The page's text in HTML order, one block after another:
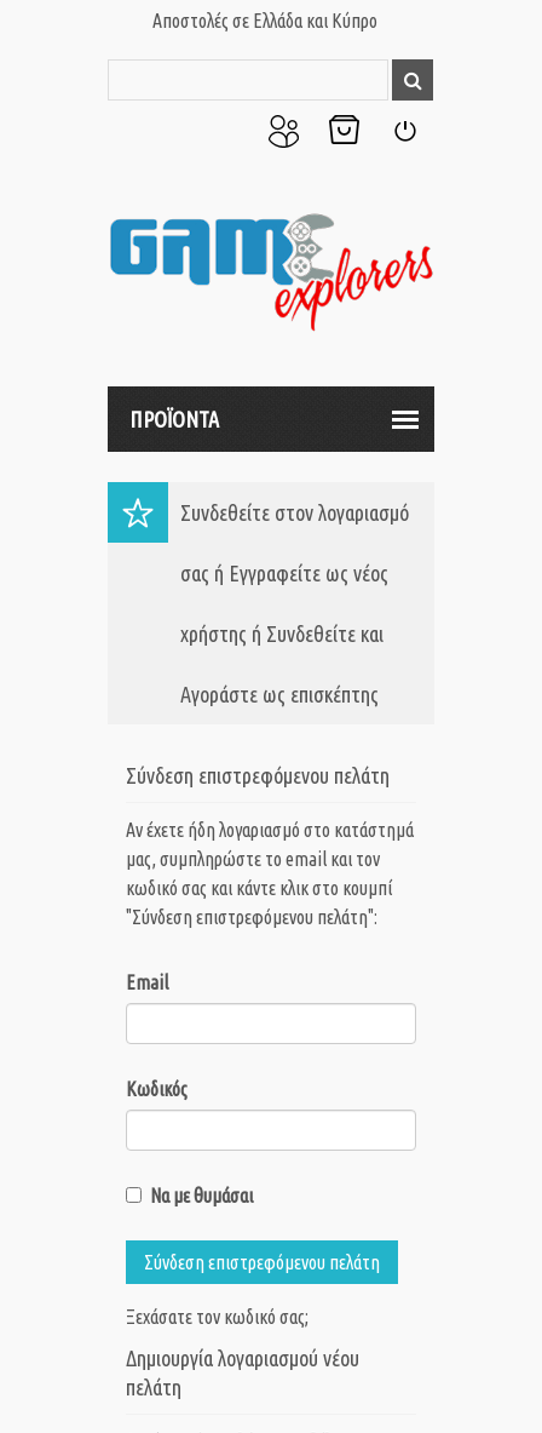
Αποστολές σε Ελλάδα και Κύπρο
μου
ΠΡΟΪΟΝΤΑ
Συνδεθείτε στον λογαριασμό
σας ή Εγγραφείτε ως νέος
χρήστης ή Συνδεθείτε και
Αγοράστε ως επισκέπτης
Σύνδεση επιστρεφόμενου πελάτη
Αν έχετε ήδη λογαριασμό στο κατάστημά
μας, συμπληρώστε το email και τον
κωδικό σας και κάντε κλικ στο κουμπί
"Σύνδεση επιστρεφόμενου πελάτη":
Email
Κωδικός
Να με θυμάσαι
Σύνδεση επιστρεφόμενου πελάτη
Ξεχάσατε τον κωδικό σας;
Δημιουργία λογαριασμού νέου
πελάτη